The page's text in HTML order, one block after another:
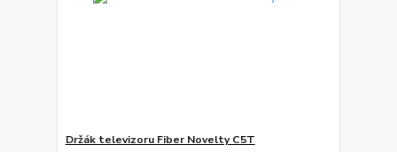
Držák televizoru Fiber Novelty C5T